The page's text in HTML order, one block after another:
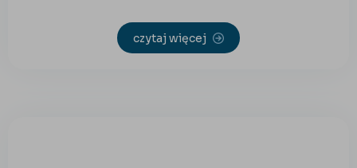
czytaj więcej